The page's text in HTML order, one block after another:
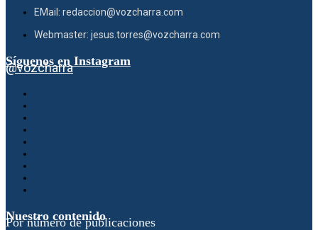
EMail: redaccion@vozcharra.com
Webmaster: jesus.torres@vozcharra.com
Síguenos en Instagram
@vozcharra
Nuestro contenido
Por número de publicaciones